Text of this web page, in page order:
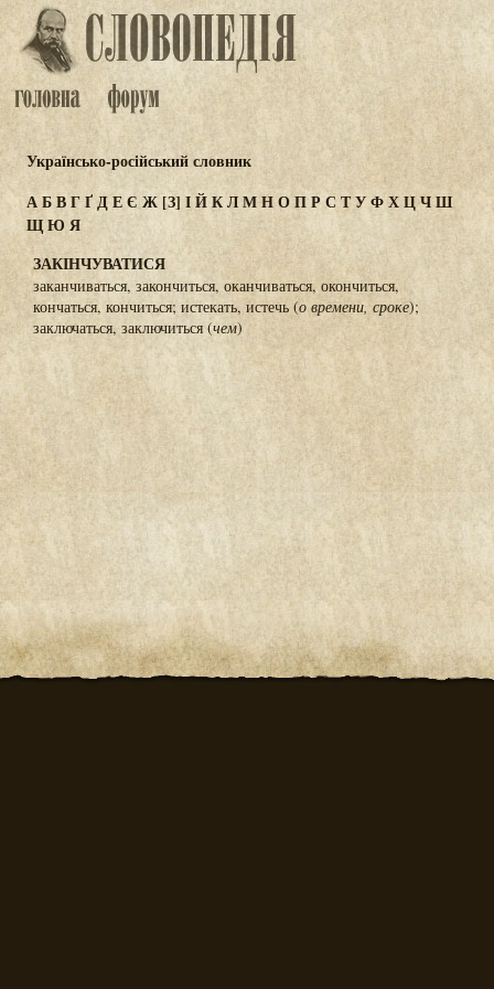
Українсько-російський словник
АБВГҐДЕЄ Ж[З] ІЙКЛМНОПР С ТУФХЦЧШ
ЩЮ Я
ЗАКІНЧУВАТИСЯ
заканчиваться, закончиться, оканчиваться, окончиться,
кончаться, кончиться; истекать, истечь (о времени, сроке);
заключаться, заключиться (чем)